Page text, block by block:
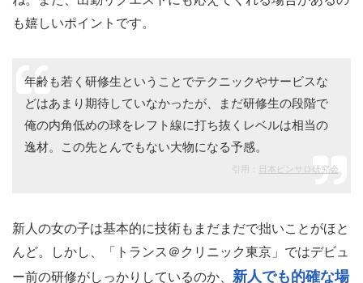
も嬉しいポイントです。
年齢も若く研修生ということでテクニックやサービスな
どはあまり期待していなかったが、まだ研修生の段階で
俺の内角低めの球をレフト線に打ち抜くレベルは相当の
逸材。この先とんでもない大物になる予感。
引用： 日本ピンサロ研究会
新人の女の子は基本的に技術もまだまだで拙いことがほと
んど。しかし、「トランス＠クリニック東京」ではデビュ
ー前の研修がしっかりしているのか、 新人でも的確な場